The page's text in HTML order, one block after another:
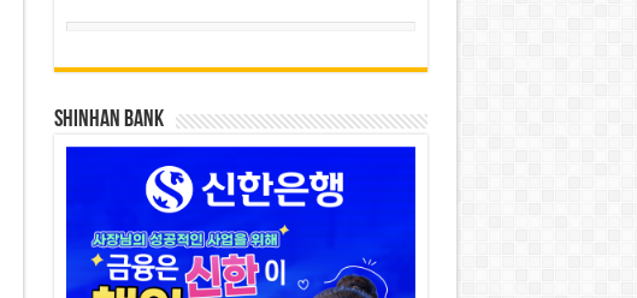
SHINHAN BANK